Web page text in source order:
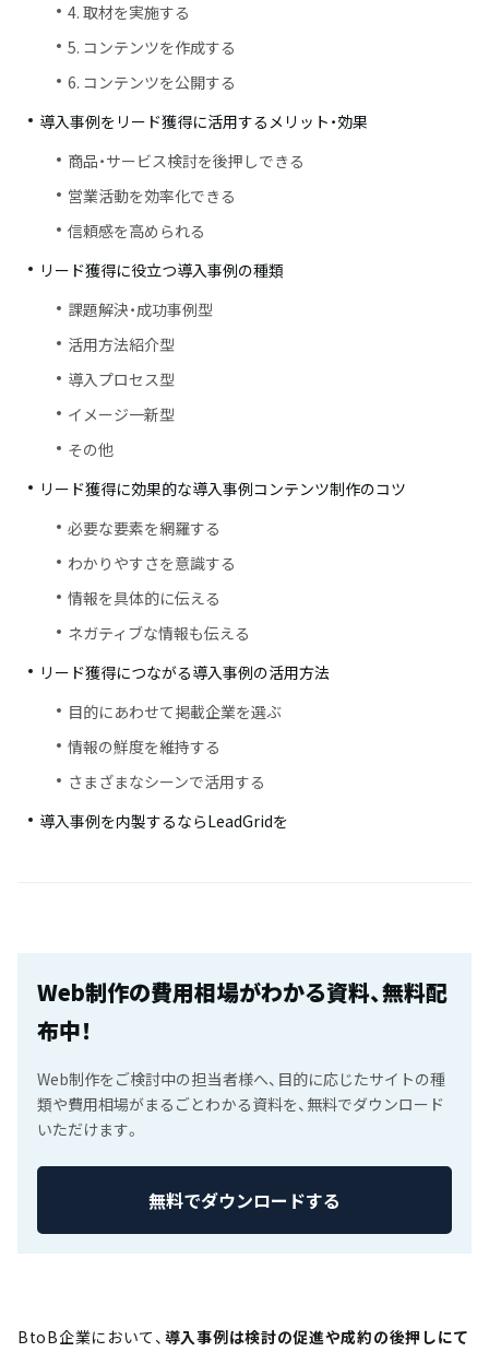
4. 取材を実施する
5. コンテンツを作成する
6. コンテンツを公開する
導入事例をリード獲得に活用するメリット・効果
商品・サービス検討を後押しできる
営業活動を効率化できる
信頼感を高められる
リード獲得に役立つ導入事例の種類
課題解決・成功事例型
活用方法紹介型
導入プロセス型
イメージ一新型
その他
リード獲得に効果的な導入事例コンテンツ制作のコツ
必要な要素を網羅する
わかりやすさを意識する
情報を具体的に伝える
ネガティブな情報も伝える
リード獲得につながる導入事例の活用方法
目的にあわせて掲載企業を選ぶ
情報の鮮度を維持する
さまざまなシーンで活用する
導入事例を内製するならLeadGridを
Web制作の費用相場がわかる資料、無料配
布中！
Web制作をご検討中の担当者様へ、目的に応じたサイトの種
類や費用相場がまるごとわかる資料を、無料でダウンロード
いただけます。
無料でダウンロードする
BtoB企業において、 導入事例は検討の促進や成約の後押しにて